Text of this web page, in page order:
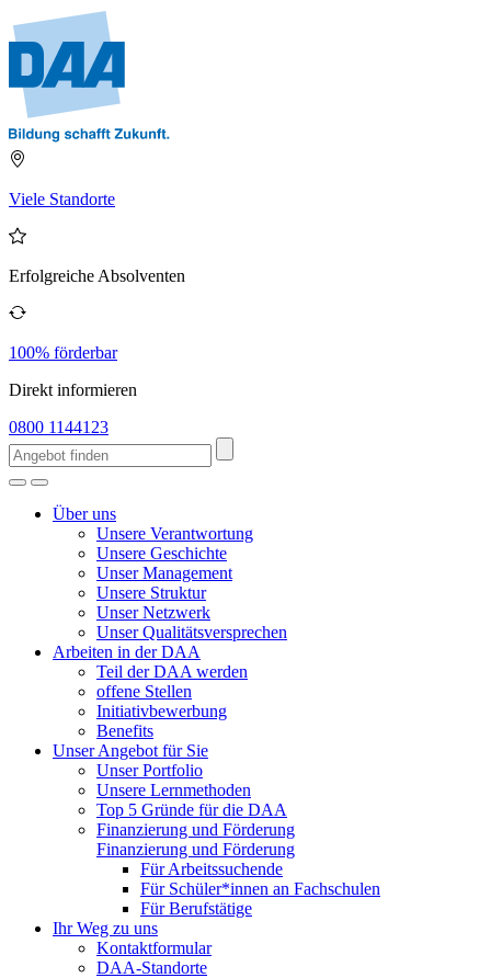
Viele Standorte
Erfolgreiche Absolventen
100% förderbar
Direkt informieren
0800 1144123
Über uns
Unsere Verantwortung
Unsere Geschichte
Unser Management
Unsere Struktur
Unser Netzwerk
Unser Qualitätsversprechen
Arbeiten in der DAA
Teil der DAA werden
offene Stellen
Initiativbewerbung
Benefits
Unser Angebot für Sie
Unser Portfolio
Unsere Lernmethoden
Top 5 Gründe für die DAA
Finanzierung und Förderung
Finanzierung und Förderung
Für Arbeitssuchende
Für Schüler*innen an Fachschulen
Für Berufstätige
Ihr Weg zu uns
Kontaktformular
DAA-Standorte